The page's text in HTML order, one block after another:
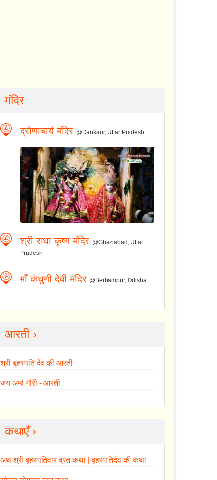
मंदिर
द्रोणाचार्य मंदिर @Dankaur, Uttar Pradesh
श्री राधा कृष्ण मंदिर @Ghaziabad, Uttar
Pradesh
माँ कंधुणी देवी मंदिर @Berhampur, Odisha
आरती ›
श्री बृहस्पति देव की आरती
जय अम्बे गौरी - आरती
कथाएँ ›
अथ श्री बृहस्पतिवार व्रत कथा | बृहस्पतिदेव की कथा